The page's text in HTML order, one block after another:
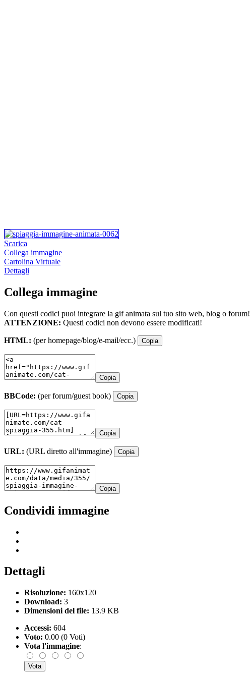
Scarica
Collega immagine
Cartolina Virtuale
Dettagli
Collega immagine
Con questi codici puoi integrare la gif animata sul tuo sito web, blog o forum!
ATTENZIONE: Questi codici non devono essere modificati!
HTML: (per homepage/blog/e-mail/ecc.) Copia
Copia
BBCode: (per forum/guest book) Copia
Copia
URL: (URL diretto all'immagine) Copia
Copia
Condividi immagine
Dettagli
Risoluzione: 160x120
Download: 3
Dimensioni del file: 13.9 KB
Accessi: 604
Voto: 0.00 (0 Voti)
Vota l'immagine: